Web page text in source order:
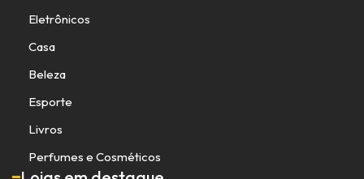
Eletrônicos
Casa
Beleza
Esporte
Livros
Perfumes e Cosméticos